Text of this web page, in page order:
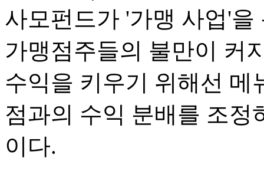
사모펀드가 '가맹 사업'
가맹점주들의 불만이 커
수익을 키우기 위해선 메
점과의 수익 분배를 조정
이다.